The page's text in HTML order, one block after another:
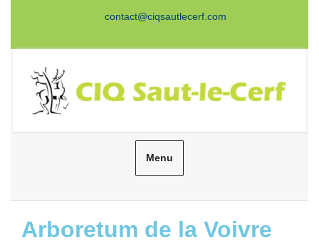
contact@ciqsautlecerf.com
Menu
Arboretum de la Voivre